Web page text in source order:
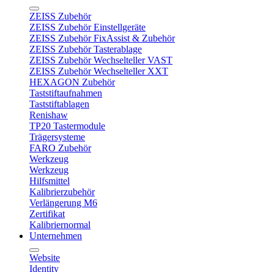
ZEISS Zubehör
ZEISS Zubehör Einstellgeräte
ZEISS Zubehör FixAssist & Zubehör
ZEISS Zubehör Tasterablage
ZEISS Zubehör Wechselteller VAST
ZEISS Zubehör Wechselteller XXT
HEXAGON Zubehör
Taststiftaufnahmen
Taststiftablagen
Renishaw
TP20 Tastermodule
Trägersysteme
FARO Zubehör
Werkzeug
Werkzeug
Hilfsmittel
Kalibrierzubehör
Verlängerung M6
Zertifikat
Kalibriernormal
Unternehmen
Website
Identity